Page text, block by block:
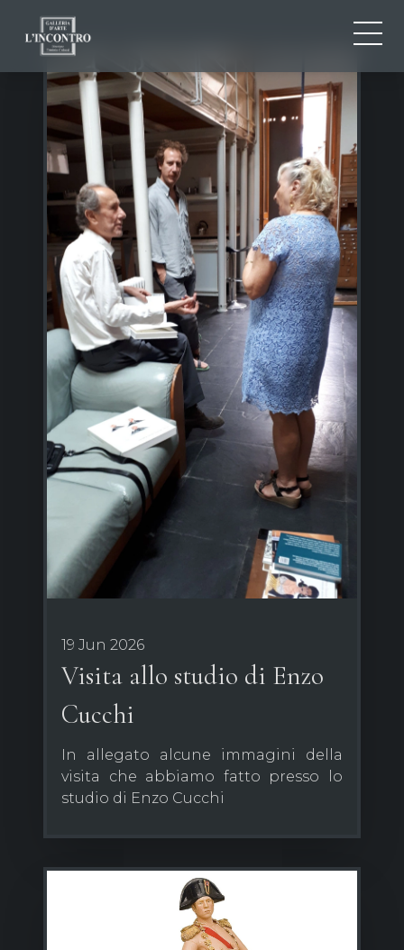
FR
ABOUT US
NEWS AND EVENTS
ARTISTS AND WORKS
EXHIBITIONS
CONTACTS
19 Jun 2026
Visita allo studio di Enzo
Cucchi
In allegato alcune immagini della
visita che abbiamo fatto presso lo
studio di Enzo Cucchi